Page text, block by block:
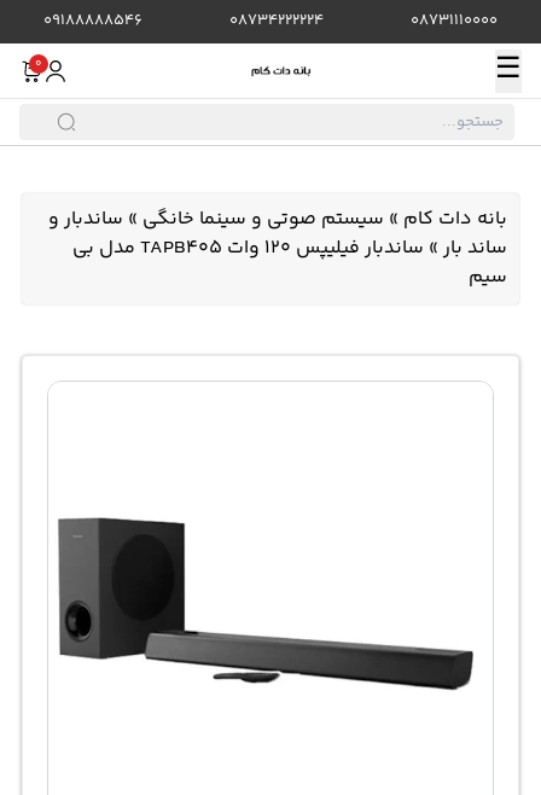
08731110000
08734222224
09188888546
☰
0
بانه دات کام » سیستم صوتی و سینما خانگی » ساندبار و
ساند بار»
ساندبار فیلیپس 120 وات TAPB405 مدل بی
سیم